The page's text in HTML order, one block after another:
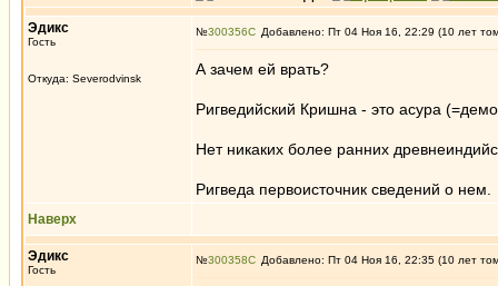
Эдикc
Гость
Откуда: Severodvinsk
№300356 Добавлено: Пт 04 Ноя 16, 22:29 (10 лет
А зачем ей врать?
Ригведийский Кришна - это асура
Нет никаких более ранних
Ригведа первоисточник сведений о нем.
Наверх
Эдикc
Гость
№300358 Добавлено: Пт 04 Ноя 16, 22:35 (10 лет